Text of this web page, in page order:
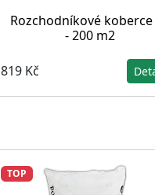
Rozchodníkové koberce
- 200 m2
819 Kč
TOP